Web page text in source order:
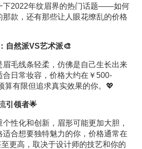
下2022年纹眉界的热门话题——如何
款，还有那些让人眼花缭乱的价格
自然派VS艺术派🎨
眉毛线条轻柔，仿佛是自己生长出来
合日常妆容，价格大约在￥500-
算有限但追求真实效果的你。💖
引领者🌟
性化和创新，眉形可能更加大胆，
合想要独特魅力的你，价格通常在
更高，取决于设计师的技艺和你的